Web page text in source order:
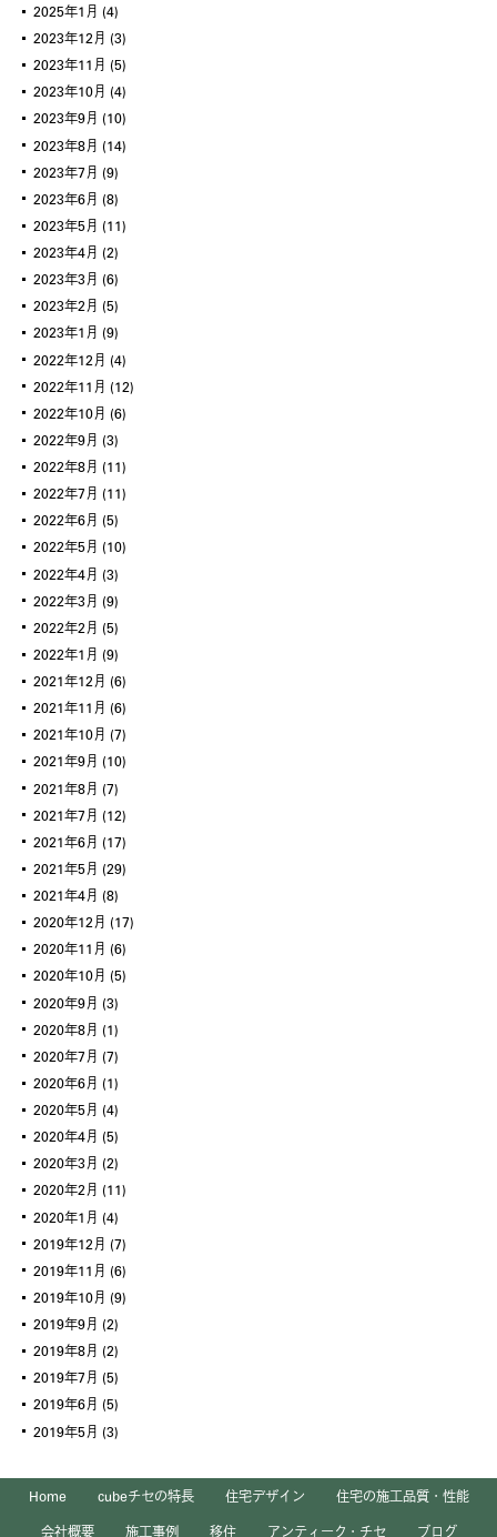
2025年1月 (4)
2023年12月 (3)
2023年11月 (5)
2023年10月 (4)
2023年9月 (10)
2023年8月 (14)
2023年7月 (9)
2023年6月 (8)
2023年5月 (11)
2023年4月 (2)
2023年3月 (6)
2023年2月 (5)
2023年1月 (9)
2022年12月 (4)
2022年11月 (12)
2022年10月 (6)
2022年9月 (3)
2022年8月 (11)
2022年7月 (11)
2022年6月 (5)
2022年5月 (10)
2022年4月 (3)
2022年3月 (9)
2022年2月 (5)
2022年1月 (9)
2021年12月 (6)
2021年11月 (6)
2021年10月 (7)
2021年9月 (10)
2021年8月 (7)
2021年7月 (12)
2021年6月 (17)
2021年5月 (29)
2021年4月 (8)
2020年12月 (17)
2020年11月 (6)
2020年10月 (5)
2020年9月 (3)
2020年8月 (1)
2020年7月 (7)
2020年6月 (1)
2020年5月 (4)
2020年4月 (5)
2020年3月 (2)
2020年2月 (11)
2020年1月 (4)
2019年12月 (7)
2019年11月 (6)
2019年10月 (9)
2019年9月 (2)
2019年8月 (2)
2019年7月 (5)
2019年6月 (5)
2019年5月 (3)
Home cubeチセの特長 住宅デザイン
住宅の施工品質・性能
会社概要
施工事例 移住 アンティーク・チセ ブログ